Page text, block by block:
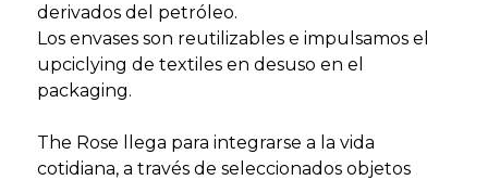
derivados del petróleo.
Los envases son reutilizables e impulsamos el
upciclying de textiles en desuso en el
packaging.
The Rose llega para integrarse a la vida
cotidiana, a través de seleccionados objetos